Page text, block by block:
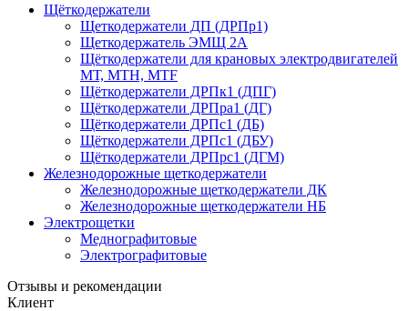
Щёткодержатели
Щеткодержатели ДП (ДРПр1)
Щеткодержатель ЭМЩ 2А
Щёткодержатели для крановых электродвигателей
МТ, МТН, МТF
Щёткодержатели ДРПк1 (ДПГ)
Щёткодержатели ДРПра1 (ДГ)
Щёткодержатели ДРПс1 (ДБ)
Щёткодержатели ДРПс1 (ДБУ)
Щёткодержатели ДРПрс1 (ДГМ)
Железнодорожные щеткодержатели
Железнодорожные щеткодержатели ДК
Железнодорожные щеткодержатели НБ
Электрощетки
Меднографитовые
Электрографитовые
Отзывы и рекомендации
Клиент